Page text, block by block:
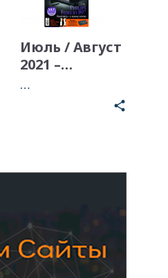
Июль / Август
2021 –…
…
share